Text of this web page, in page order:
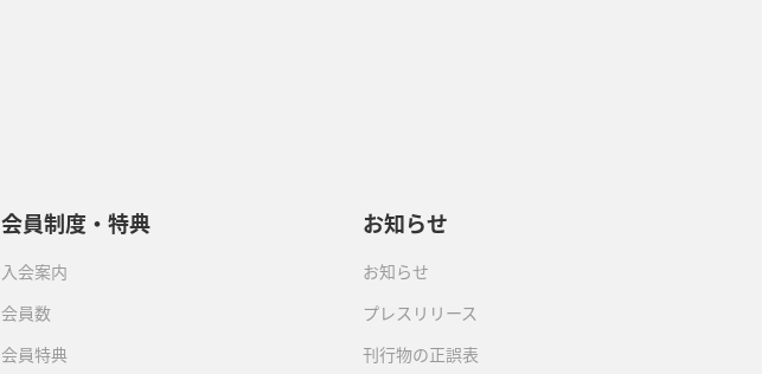
会員制度・特典
入会案内
会員数
会員特典
お知らせ
お知らせ
プレスリリース
刊行物の正誤表